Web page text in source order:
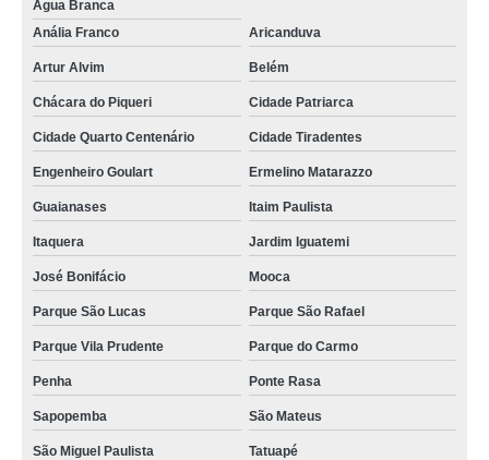
Água Branca
Anália Franco
Aricanduva
Artur Alvim Belém
Chácara do Piqueri Cidade Patriarca
Cidade Quarto Centenário Cidade Tiradentes
Engenheiro Goulart Ermelino Matarazzo
Guaianases Itaim Paulista
Itaquera Jardim Iguatemi
José Bonifácio Mooca
Parque São Lucas Parque São Rafael
Parque Vila Prudente Parque do Carmo
Penha Ponte Rasa
Sapopemba São Mateus
São Miguel Paulista Tatuapé